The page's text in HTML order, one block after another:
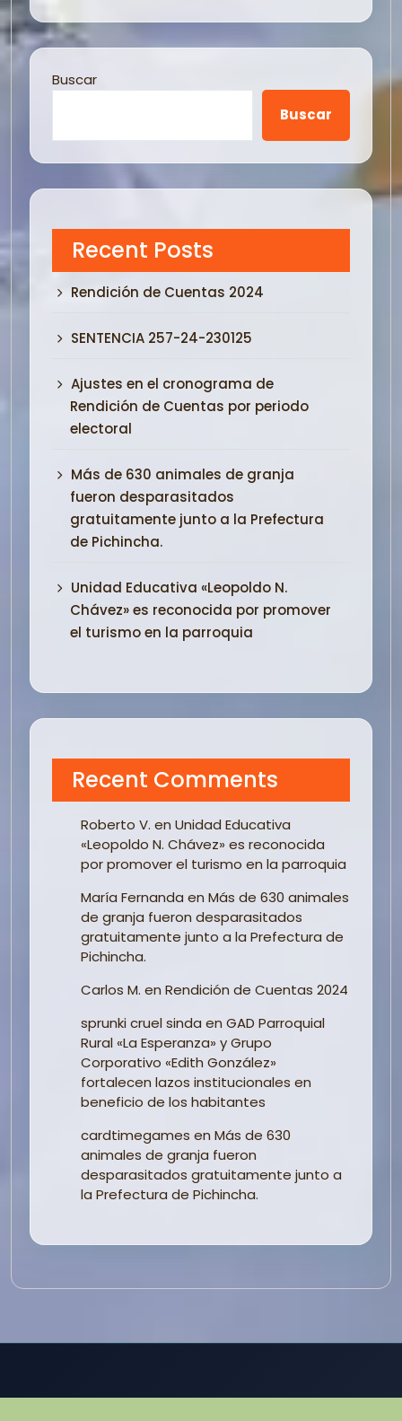
Buscar
Buscar
Recent Posts
Rendición de Cuentas 2024
SENTENCIA 257-24-230125
Ajustes en el cronograma de
Rendición de Cuentas por periodo
electoral
Más de 630 animales de granja
fueron desparasitados
gratuitamente junto a la Prefectura
de Pichincha.
Unidad Educativa «Leopoldo N.
Chávez» es reconocida por promover
el turismo en la parroquia
Recent Comments
Roberto V. en Unidad Educativa
«Leopoldo N. Chávez» es reconocida
por promover el turismo en la parroquia
María Fernanda en Más de 630 animales
de granja fueron desparasitados
gratuitamente junto a la Prefectura de
Pichincha.
Carlos M. en Rendición de Cuentas 2024
sprunki cruel sinda en GAD Parroquial
Rural «La Esperanza» y Grupo
Corporativo «Edith González»
fortalecen lazos institucionales en
beneficio de los habitantes
cardtimegames en Más de 630
animales de granja fueron
desparasitados gratuitamente junto a
la Prefectura de Pichincha.